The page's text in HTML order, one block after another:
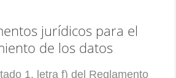
jurídicos para el
de los datos
1, letra f) del Reglamento